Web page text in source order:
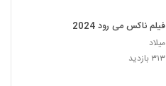
فیلم ناکس می رود 2024
میلاد
۳۱۳ بازدید